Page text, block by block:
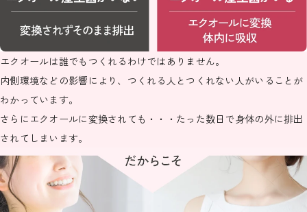
エクオールは誰でもつくれるわけではありません。
内側環境などの影響により、つくれる人とつくれない人がいることが
わかっています。
さらにエクオールに変換されても・・・たった数日で身体の外に排出
されてしまいます。